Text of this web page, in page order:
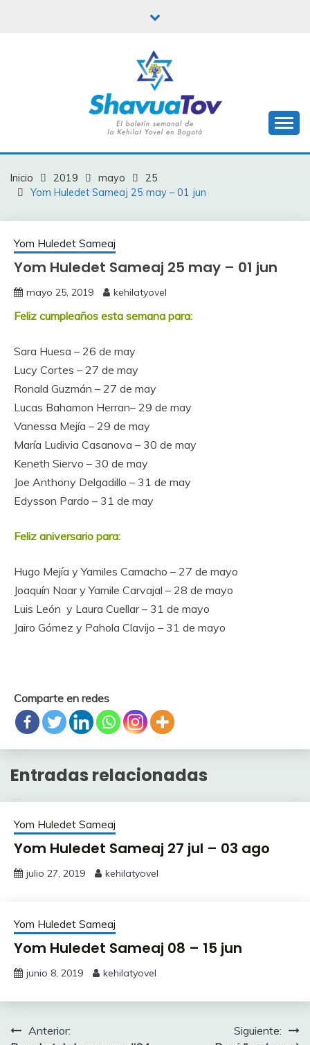
BOLETÍN SHAVUA
TOV
Inicio 2019 mayo
25
Yom Huledet Sameaj 25 may – 01 jun
Yom Huledet Sameaj
Yom Huledet Sameaj 25 may – 01 jun
mayo 25, 2019 kehilatyovel
Feliz cumpleaños esta semana para:
Sara Huesa – 26 de may
Lucy Cortes – 27 de may
Ronald Guzmán – 27 de may
Lucas Bahamon Herran– 29 de may
Vanessa Mejía – 29 de may
María Ludivia Casanova – 30 de may
Keneth Siervo – 30 de may
Joe Anthony Delgadillo – 31 de may
Edysson Pardo – 31 de may
Feliz aniversario para:
Hugo Mejía y Yamiles Camacho – 27 de mayo
Joaquín Naar y Yamile Carvajal – 28 de mayo
Luis León y Laura Cuellar– 31 de mayo
Jairo Gómez y Pahola Clavijo – 31 de mayo
Comparte en redes
Entradas relacionadas
Yom Huledet Sameaj
Yom Huledet Sameaj 27 jul – 03 ago
julio 27, 2019 kehilatyovel
Yom Huledet Sameaj
Yom Huledet Sameaj 08 – 15 jun
junio 8, 2019 kehilatyovel
Navegación
Anterior:
Siguiente: